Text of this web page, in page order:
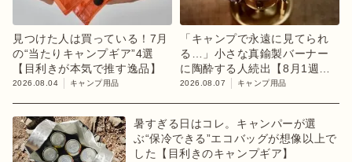
見つけた人は買っている！7月
の“当たりキャンプギア”4選
【目利きが本気で推す逸品】
2026.08.04 キャンプ用品
「キャンプで永遠に見てられ
る…」小さな真鍮製バーナー
に陶酔する人続出【8月1週ラ
ンキング】
2026.08.07 キャンプ用品
暑すぎる日はコレ。キャンパーが選
ぶ“保冷できる”エコバッグが想像以上で
した【目利きのキャンプギア】